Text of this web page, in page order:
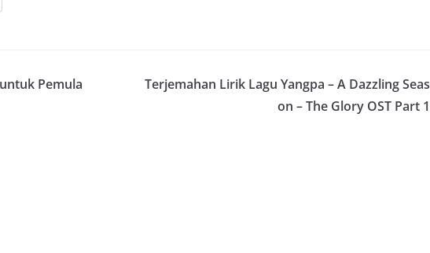
Pemula
Terjemahan Lirik Lagu Yangpa – A Dazzling Seas
on – The Glory OST Part 1